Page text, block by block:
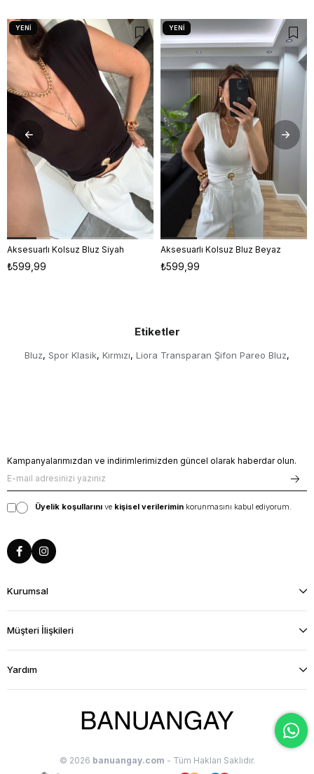
S M L
Aksesuarlı Kolsuz Bluz Siyah
₺599,99
YENI
ÜRÜN
S M L
Aksesuarlı Kolsuz Bluz Beyaz
₺599,99
YENI
ÜRÜN
Etiketler
Bluz, Spor Klasik, Kırmızı, Liora Transparan Şifon Pareo Bluz,
Kampanyalarımızdan ve indirimlerimizden güncel olarak haberdar olun.
Üyelik koşullarını ve kişisel verilerimin korunmasını kabul ediyorum.
Kurumsal
Müşteri İlişkileri
Yardım
© 2026 banuangay.com - Tüm Hakları Saklıdır.